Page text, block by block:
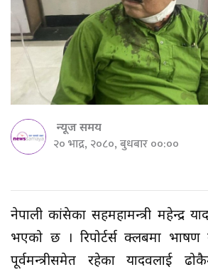
न्यूज समय
२० भाद्र, २०८०, बुधबार ००:००
नेपाली कांग्रेसका सहमहामन्त्री महेन्द्र
भएको छ । रिपोर्टर्स क्लबमा भाषण
पूर्वमन्त्रीसमेत रहेका यादवलाई